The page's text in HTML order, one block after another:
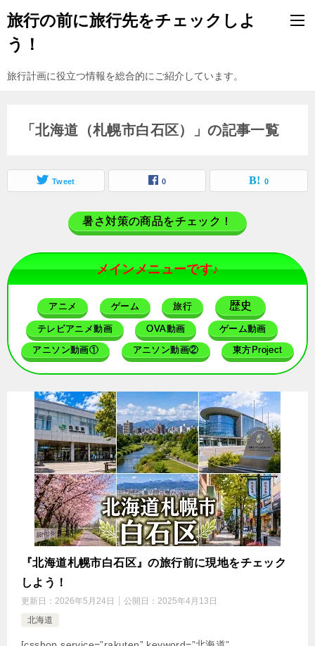
旅行の前に旅行先をチェックしよ
う！
旅行計画に役立つ情報を総合的にご紹介しています。
「北海道（札幌市白石区）」の記事一覧
Tweet 0 0
暑さ対策の商品をチェック！
メインメニューです♪
アニメ ゲーム 旅行 歴史
テレビアニメ動画 OVA動画 ゲーム動画
アニソン動画① アニソン動画② 東方Project
『北海道札幌市白石区』の旅行前に現地をチェック
しよう！
更新日： 2026年5月24日 公開日： 2025年4月13日
北海道